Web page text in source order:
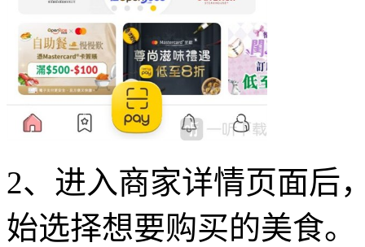
2、进入商家详情页面后
始选择想要购买的美食。